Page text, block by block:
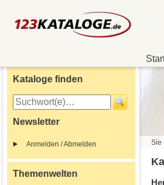
Kataloge finden
Newsletter
Anmelden / Abmelden
Themenwelten
Sie